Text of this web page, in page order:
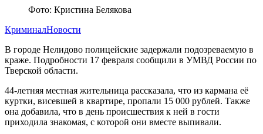
Фото: Кристина Белякова
КриминалНовости
В городе Нелидово полицейские задержали подозреваемую в
краже. Подробности 17 февраля сообщили в УМВД России по
Тверской области.
44-летняя местная жительница рассказала, что из кармана её
куртки, висевшей в квартире, пропали 15 000 рублей. Также
она добавила, что в день происшествия к ней в гости
приходила знакомая, с которой они вместе выпивали.